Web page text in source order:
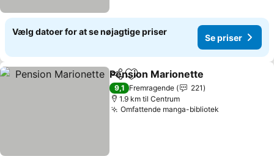
Vælg datoer for at se nøjagtige priser
Se priser
Del Føj til favoritter
Pension Marionette
9,1 Fremragende
221
1.9 km til Centrum
Omfattende manga-bibliotek